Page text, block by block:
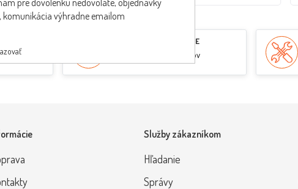
ŠPECIALISTI NA SKÚTRE
Poradenie od odborníkov
Služby zákazníkom
Hľadanie
Správy
komunikácia výhradne emailom